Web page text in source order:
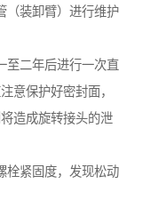
（装卸臂）进行维护
至二年后进行一次直
意保护好密封面，
造成旋转接头的泄
栓紧固度，发现松动